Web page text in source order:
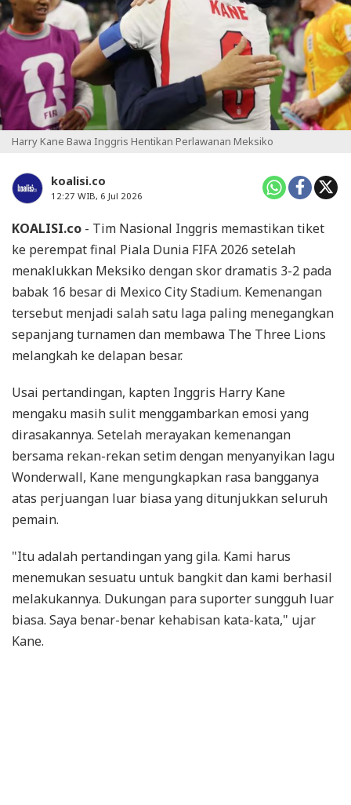
Harry Kane Bawa Inggris Hentikan Perlawanan Meksiko
koalisi.co
12:27 WIB, 6 Jul 2026
KOALISI.co - Tim Nasional Inggris memastikan tiket
ke perempat final Piala Dunia FIFA 2026 setelah
menaklukkan Meksiko dengan skor dramatis 3-2 pada
babak 16 besar di Mexico City Stadium. Kemenangan
tersebut menjadi salah satu laga paling menegangkan
sepanjang turnamen dan membawa The Three Lions
melangkah ke delapan besar.
Usai pertandingan, kapten Inggris Harry Kane
mengaku masih sulit menggambarkan emosi yang
dirasakannya. Setelah merayakan kemenangan
bersama rekan-rekan setim dengan menyanyikan lagu
Wonderwall, Kane mengungkapkan rasa bangganya
atas perjuangan luar biasa yang ditunjukkan seluruh
pemain.
"Itu adalah pertandingan yang gila. Kami harus
menemukan sesuatu untuk bangkit dan kami berhasil
melakukannya. Dukungan para suporter sungguh luar
biasa. Saya benar-benar kehabisan kata-kata," ujar
Kane.